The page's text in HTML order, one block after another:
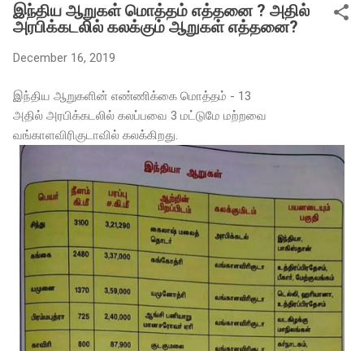
இந்திய ஆறுகள் மொத்தம் எத்தனை ? அதில்
அரபிக்கடலில் கலக்கும் ஆறுகள் எத்தனை?
December 16, 2019
இந்திய ஆறுகளின் எண்ணிக்கை மொத்தம் - 13
அதில் அரபிக்கடலில் கலப்பவை 3 மட்டுமே மற்றவை
வங்காளவிரிகுடாவில் கலக்கிறது.